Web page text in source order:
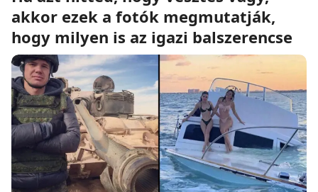
akkor ezek a fotók megmutatják,
hogy milyen is az igazi balszerencse